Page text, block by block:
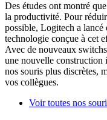
Des études ont montré
la productivité. Pour
possible, Logitech a lancé
technologie conçue à cet
Avec de nouveaux
une nouvelle construction
nos souris plus discrètes,
vos collègues.
Voir toutes nos